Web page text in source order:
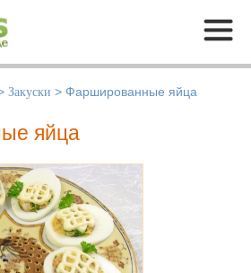
Меню
Закуски > Фаршированные яйца
яйца